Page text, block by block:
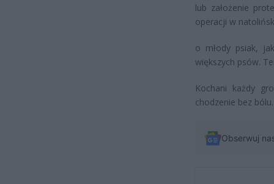
lub założenie
operacji w
o młody psiak,
większych psów.
Kochani każdy
chodzenie bez
Obserwuj